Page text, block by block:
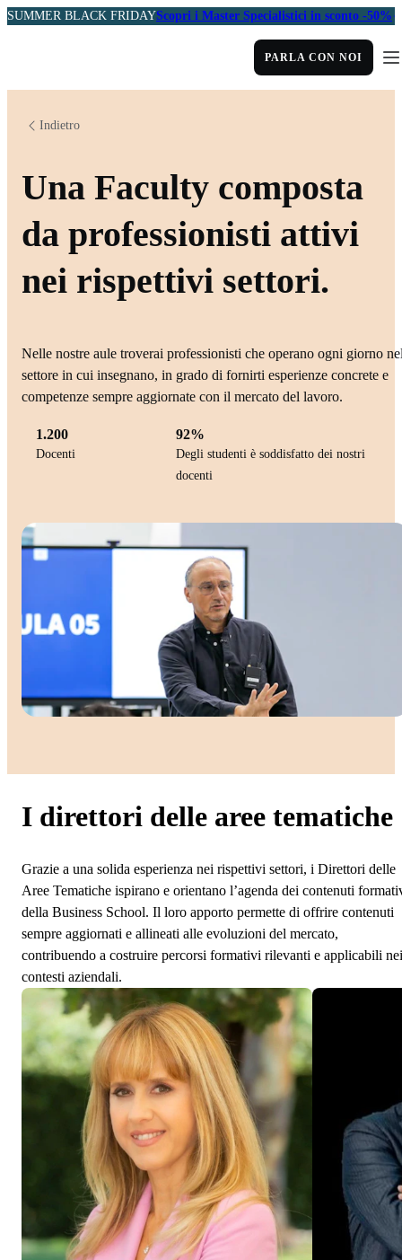
SUMMER BLACK FRIDAYScopri i Master Specialistici in sconto -50%
PARLA CON NOI
Indietro
Una Faculty composta
da professionisti attivi
nei rispettivi settori.
Nelle nostre aule troverai professionisti che operano ogni giorno
settore in cui insegnano, in grado di fornirti esperienze concrete e
competenze sempre aggiornate con il mercato del lavoro.
1.200
Docenti
92%
Degli studenti è soddisfatto dei nostri
docenti
I direttori delle aree tematiche
Grazie a una solida esperienza nei rispettivi settori, i Direttori delle
Aree Tematiche ispirano e orientano l’agenda dei contenuti
della Business School. Il loro apporto permette di offrire contenuti
sempre aggiornati e allineati alle evoluzioni del mercato,
contribuendo a costruire percorsi formativi rilevanti e applicabili nei
contesti aziendali.